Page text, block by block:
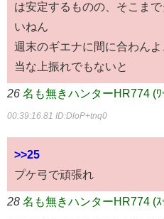
は安定するものの、そこま
いねん
週末のギエナに間に合わん
当な上振れでもないと
26 名も無きハンターHR774 (ﾜ
00:39:16.81 ID:DloP+tnq0
>>25
プケ弓で頑張れ
28 名も無きハンターHR774 (